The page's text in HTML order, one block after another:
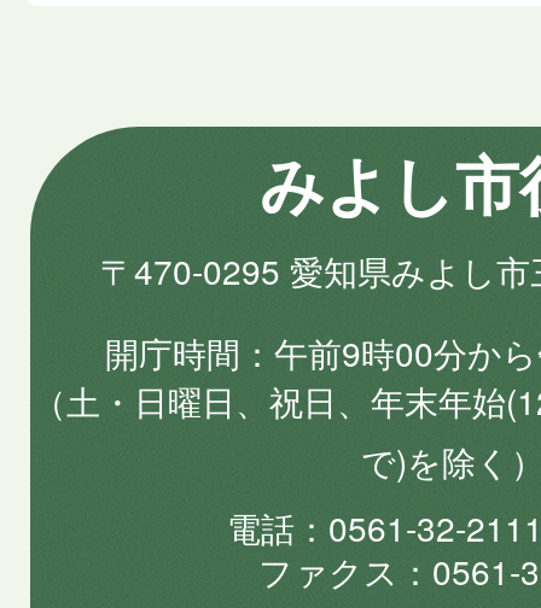
みよし市
〒470-0295 愛知県みよし
開庁時間
午前9時00分か
（土・日曜日、祝日、年末年始
で)を除く
電話
0561-32-
ファクス
0561-